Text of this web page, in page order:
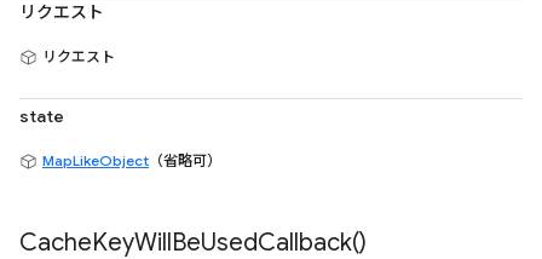
リクエスト
リクエスト
state
MapLikeObject （省略可）
CacheKeyWillBeUsedCallback()